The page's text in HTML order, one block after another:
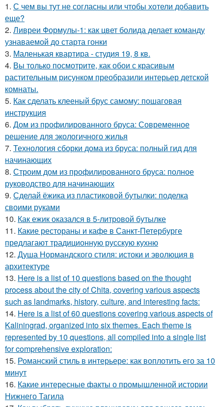
1. С чем вы тут не согласны или чтобы хотели добавить
еще?
2. Ливреи Формулы-1: как цвет болида делает команду
узнаваемой до старта гонки
3. Маленькая квартира - студия 19, 8 кв.
4. Вы только посмотрите, как обои с красивым
растительным рисунком преобразили интерьер детской
комнаты.
5. Как сделать клееный брус самому: пошаговая
инструкция
6. Дом из профилированного бруса: Современное
решение для экологичного жилья
7. Технология сборки дома из бруса: полный гид для
начинающих
8. Строим дом из профилированного бруса: полное
руководство для начинающих
9. Сделай ёжика из пластиковой бутылки: поделка
своими руками
10. Как ежик оказался в 5-литровой бутылке
11. Какие рестораны и кафе в Санкт-Петербурге
предлагают традиционную русскую кухню
12. Душа Нормандского стиля: истоки и эволюция в
архитектуре
13. Here is a list of 10 questions based on the thought
process about the city of Chita, covering various aspects
such as landmarks, history, culture, and interesting facts:
14. Here is a list of 60 questions covering various aspects of
Kaliningrad, organized into six themes. Each theme is
represented by 10 questions, all compiled into a single list
for comprehensive exploration:
15. Романский стиль в интерьере: как воплотить его за 10
минут
16. Какие интересные факты о промышленной истории
Нижнего Тагила